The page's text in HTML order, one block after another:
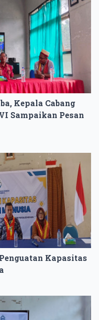
Kepala Cabang
Sampaikan Pesan
Kapasitas